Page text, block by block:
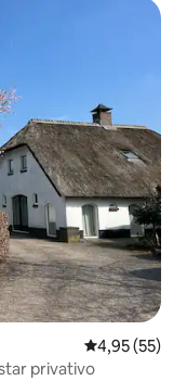
4,95 de uma
4,95 (55)
privativo